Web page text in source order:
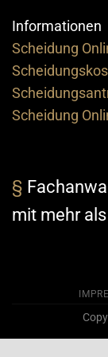
Informationen
Scheidung
Scheidung
§
mit mehr